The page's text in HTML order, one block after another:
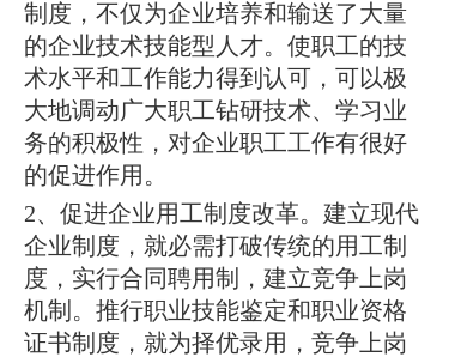
制度，不仅为企业培养和输送了大量
的企业技术技能型人才。使职工的技
术水平和工作能力得到认可，可以极
大地调动广大职工钻研技术、学习业
务的积极性，对企业职工工作有很好
的促进作用。
2、促进企业用工制度改革。建立现代
企业制度，就必需打破传统的用工制
度，实行合同聘用制，建立竞争上岗
机制。推行职业技能鉴定和职业资格
证书制度，就为择优录用，竞争上岗